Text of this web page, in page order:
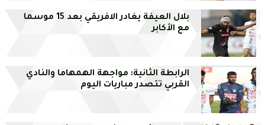
بلال العيفة يغادر الافريقي بعد 15 موسما
مع الأكابر
الرابطة الثانية: مواجهة الهمهاما والنادي
القربي تتصدر مباريات اليوم